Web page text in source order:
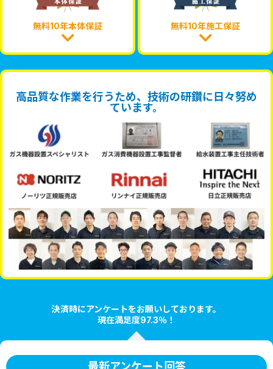
無料10年本体保証 無料10年施工保証
高品質な作業を行うため、技術の研鑽に日々努め
ています。
決済時にアンケートをお願いしております。
現在満足度97.3％！